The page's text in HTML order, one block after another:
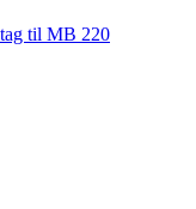
til MB 220